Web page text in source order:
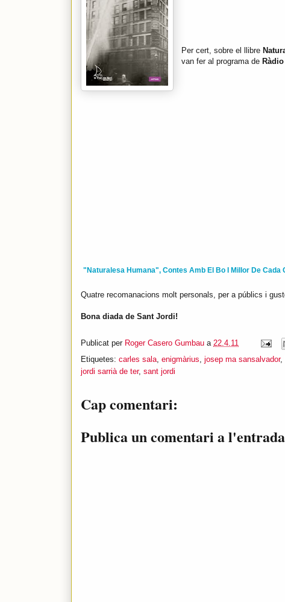
Per cert, sobre el llibre
van fer al programa de
"Naturalesa Humana", Contes Amb El Bo I Millor De Cada
Quatre recomanacions molt personals, per a públics i
Bona diada de Sant Jordi!
Publicat per Roger Casero Gumbau a 22.4.11
Etiquetes: carles sala enigmàrius josep ma sansalvador,
jordi sarrià de ter, sant jordi
Cap comentari:
Publica un comentari a l'entrada